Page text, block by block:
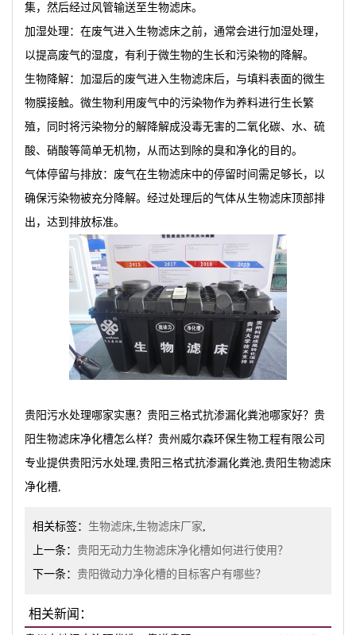
集，然后经过风管输送至生物滤床。
加湿处理：在废气进入生物滤床之前，通常会进行加湿处理，
以提高废气的湿度，有利于微生物的生长和污染物的降解。
生物降解：加湿后的废气进入生物滤床后，与填料表面的微生
物膜接触。微生物利用废气中的污染物作为养料进行生长繁
殖，同时将污染物分的解降解成没毒无害的二氧化碳、水、硫
酸、硝酸等简单无机物，从而达到除的臭和净化的目的。
气体停留与排放：废气在生物滤床中的停留时间需足够长，以
确保污染物被充分降解。经过处理后的气体从生物滤床顶部排
出，达到排放标准。
贵阳污水处理哪家实惠？贵阳三格式抗渗漏化粪池哪家好？贵
阳生物滤床净化槽怎么样？贵州威尔森环保生物工程有限公司
专业提供贵阳污水处理,贵阳三格式抗渗漏化粪池,贵阳生物滤床
净化槽,
相关标签： 生物滤床 生物滤床厂家
上一条： 贵阳无动力生物滤床净化槽如何进行使用？
下一条： 贵阳微动力净化槽的目标客户有哪些？
相关新闻：